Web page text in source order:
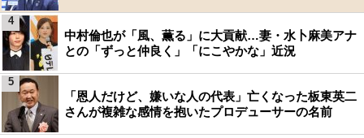
中村倫也が「風、薫る」に大貢献…妻・水卜麻美アナ
との「ずっと仲良く」「にこやかな」近況
4
「恩人だけど、嫌いな人の代表」亡くなった板東英二
さんが複雑な感情を抱いたプロデューサーの名前
5